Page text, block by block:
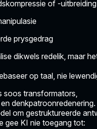
of -uitbreiding
prysgedrag
dikwels redelik, maar
op taal, nie
soos transformators,
denkpatroonredenering.
om gestruktureerde
gee KI nie toegang tot: